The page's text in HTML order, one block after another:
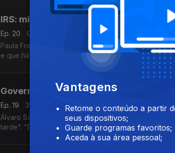
IRS: milhares de declarações por
Ep. 20
07 jun. 2026
Paula Franco, Bastonária da Ordem dos
e que há milhares de declarações por liquidar.
Governador do BdP favorável à subida
Ep. 19
31 mai. 2026
Álvaro Santos Pereira defende que com a
tarde". "É importante que, quando existem possíveis
Vantagens
Retome o conteúdo a partir
seus dispositivos;
Guarde programas favoritos;
Aceda à sua área pessoal;